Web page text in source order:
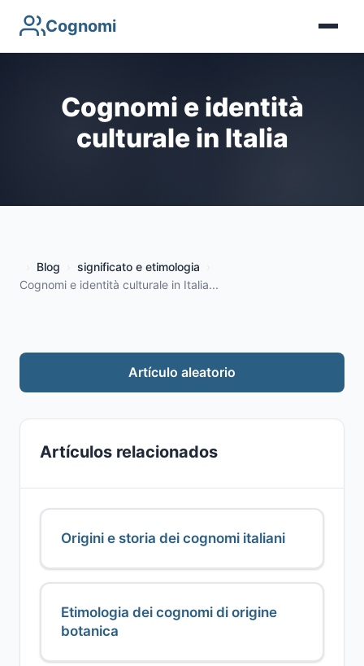
Cognomi
Cognomi e identità
culturale in Italia
Blog
significato e etimologia
Cognomi e identità culturale in Italia...
Artículo aleatorio
Artículos relacionados
Origini e storia dei cognomi italiani
Etimologia dei cognomi di origine
botanica